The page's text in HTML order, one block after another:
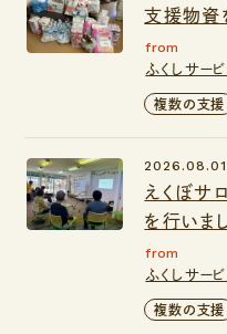
支援物資
from
ふくしサー
複数の支援
えくぼサ
を行いまし
2026.08.01
from
ふくしサー
複数の支援